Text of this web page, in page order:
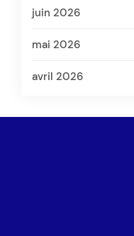
juin 2026
mai 2026
avril 2026